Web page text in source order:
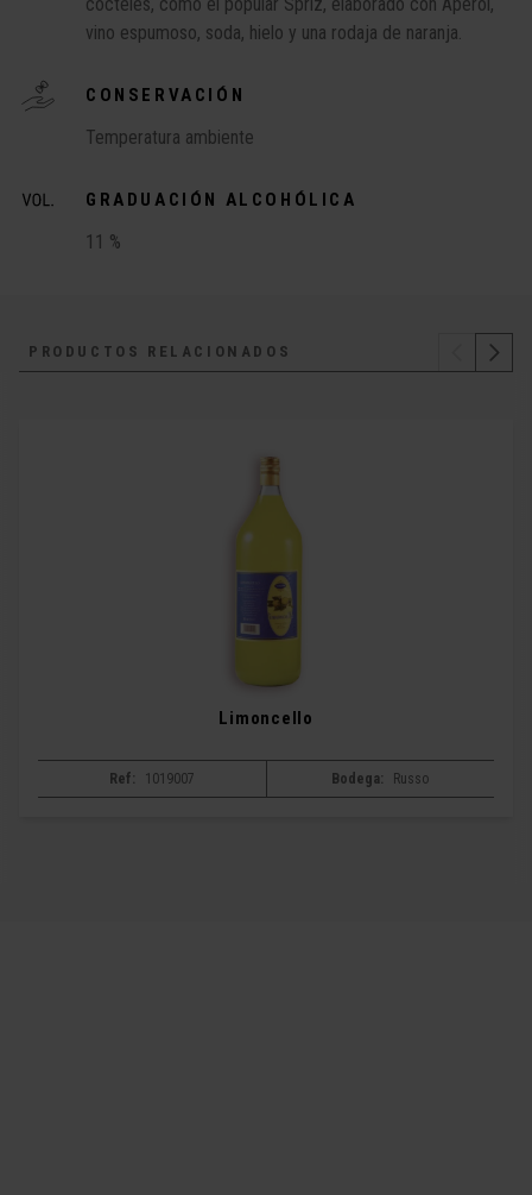
vino espumoso, soda, hielo y una rodaja de naranja.
CONSERVACIÓN
Temperatura ambiente
GRADUACIÓN ALCOHÓLICA
11 %
PRODUCTOS RELACIONADOS
Limoncello
Ref: 1019007 Bodega: Russo